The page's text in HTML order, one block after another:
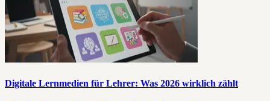
Digitale Lernmedien für Lehrer: Was 2026 wirklich zählt